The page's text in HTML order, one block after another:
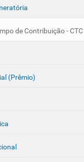
de Contribuição - CTC
(Prêmio)